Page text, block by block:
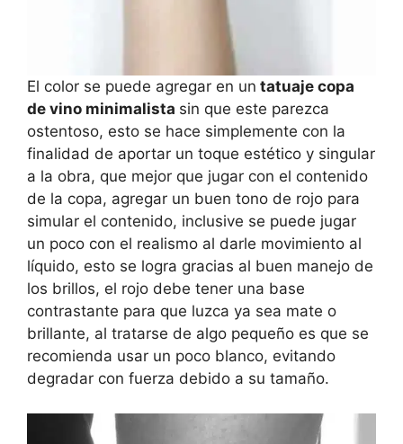
El color se puede agregar en un tatuaje copa
de vino minimalista sin que este parezca
ostentoso, esto se hace simplemente con la
finalidad de aportar un toque estético y singular
a la obra, que mejor que jugar con el contenido
de la copa, agregar un buen tono de rojo para
simular el contenido, inclusive se puede jugar
un poco con el realismo al darle movimiento al
líquido, esto se logra gracias al buen manejo de
los brillos, el rojo debe tener una base
contrastante para que luzca ya sea mate o
brillante, al tratarse de algo pequeño es que se
recomienda usar un poco blanco, evitando
degradar con fuerza debido a su tamaño.